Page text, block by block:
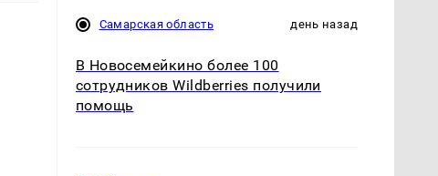
Самарская область день назад
В Новосемейкино более 100
сотрудников Wildberries получили
помощь